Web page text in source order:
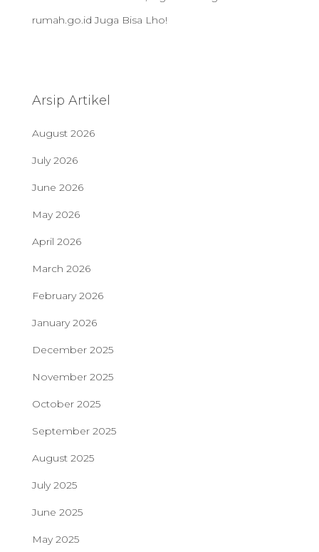
rumah.go.id Juga Bisa Lho!
Arsip Artikel
August 2026
July 2026
June 2026
May 2026
April 2026
March 2026
February 2026
January 2026
December 2025
November 2025
October 2025
September 2025
August 2025
July 2025
June 2025
May 2025